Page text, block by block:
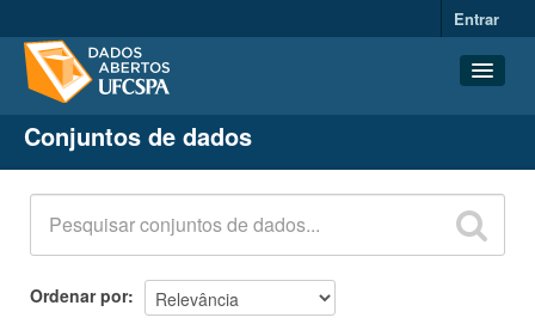
Entrar
Conjuntos de dados
Organizações
Grupos
Sobre
Conjuntos de dados
Ordenar por